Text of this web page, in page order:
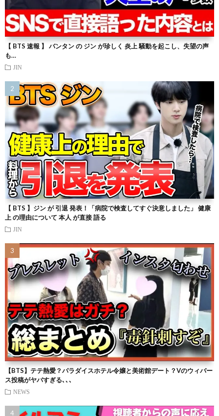
【 BTS 速報 】 バンタン の ジン が珍しく 炎上 騒動を起こし、失望の声
も…
JIN
【 BTS 】ジン が 引退 発表！「病院で検査してすぐ決意しました」 健康
上 の理由について 本人 が直接 語る
JIN
【BTS】テテ熱愛？パラダイスホテル令嬢と美術館デート？Vのウィバー
ス投稿がヤバすぎる､､､
NEWS